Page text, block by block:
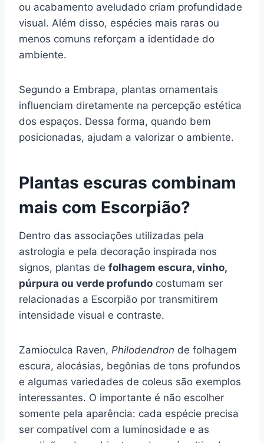
ou acabamento aveludado criam profundidade
visual. Além disso, espécies mais raras ou
menos comuns reforçam a identidade do
ambiente.
Segundo a Embrapa, plantas ornamentais
influenciam diretamente na percepção estética
dos espaços. Dessa forma, quando bem
posicionadas, ajudam a valorizar o ambiente.
Plantas escuras combinam
mais com Escorpião?
Dentro das associações utilizadas pela
astrologia e pela decoração inspirada nos
signos, plantas de folhagem escura, vinho,
púrpura ou verde profundo costumam ser
relacionadas a Escorpião por transmitirem
intensidade visual e contraste.
Zamioculca Raven, Philodendron de folhagem
escura, alocásias, begônias de tons profundos
e algumas variedades de coleus são exemplos
interessantes. O importante é não escolher
somente pela aparência: cada espécie precisa
ser compatível com a luminosidade e as